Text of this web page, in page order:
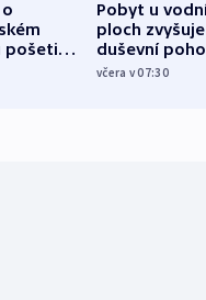
pošetilé,
Pobyt u
ploch zvyšuje
duševní
ukázala
včera v 07:30